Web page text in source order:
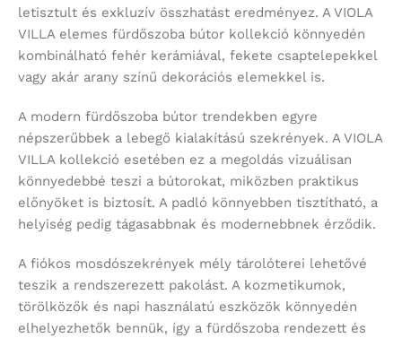
letisztult és exkluzív összhatást eredményez. A VIOLA
VILLA elemes fürdőszoba bútor kollekció könnyedén
kombinálható fehér kerámiával, fekete csaptelepekkel
vagy akár arany színű dekorációs elemekkel is.
A modern fürdőszoba bútor trendekben egyre
népszerűbbek a lebegő kialakítású szekrények. A VIOLA
VILLA kollekció esetében ez a megoldás vizuálisan
könnyedebbé teszi a bútorokat, miközben praktikus
előnyöket is biztosít. A padló könnyebben tisztítható, a
helyiség pedig tágasabbnak és modernebbnek érződik.
A fiókos mosdószekrények mély tárolóterei lehetővé
teszik a rendszerezett pakolást. A kozmetikumok,
törölközők és napi használatú eszközök könnyedén
elhelyezhetők bennük, így a fürdőszoba rendezett és